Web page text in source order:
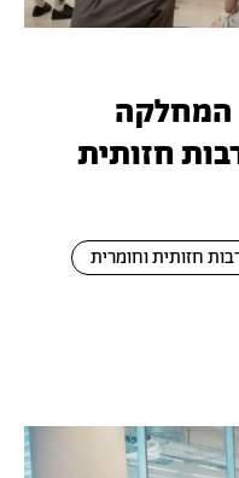
המחלקה
חזותית
חזותית וחומרית